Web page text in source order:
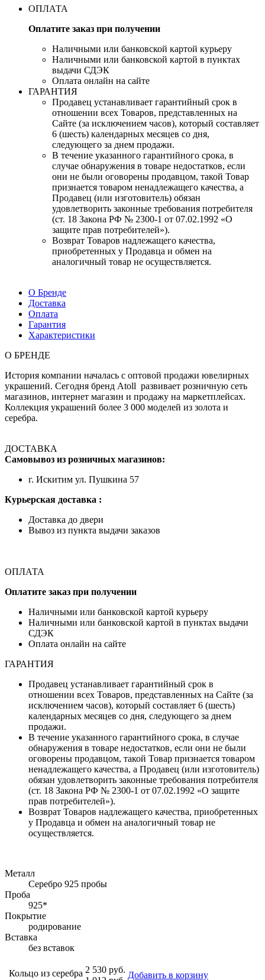
ОПЛАТА
Оплатите заказ при получении
Наличными или банковской картой курьеру
Наличными или банковской картой в пунктах
выдачи СДЭК
Оплата онлайн на сайте
ГАРАНТИЯ
Продавец устанавливает гарантийный срок в
отношении всех Товаров, представленных на
Сайте (за исключением часов), который составляет
6 (шесть) календарных месяцев со дня,
следующего за днем продажи.
В течение указанного гарантийного срока, в
случае обнаружения в товаре недостатков, если
они не были оговорены продавцом, такой Товар
признается товаром ненадлежащего качества, а
Продавец (или изготовитель) обязан
удовлетворить законные требования потребителя
(ст. 18 Закона РФ № 2300-1 от 07.02.1992 «О
защите прав потребителей»).
Возврат Товаров надлежащего качества,
приобретенных у Продавца и обмен на
аналогичный товар не осуществляется.
О Бренде
Доставка
Оплата
Гарантия
Характеристики
О БРЕНДЕ
История компании началась с оптовой продажи ювелирных
украшений. Сегодня бренд Atoll развивает розничную сеть
магазинов, интернет магазин и продажу на маркетплейсах.
Коллекция украшений более 3 000 моделей из золота и
серебра.
ДОСТАВКА
Самовывоз из розничных магазинов:
г. Искитим ул. Пушкина 57
Курьерская доставка :
Доставка до двери
Вывоз из пункта выдачи заказов
ОПЛАТА
Оплатите заказ при получении
Наличными или банковской картой курьеру
Наличными или банковской картой в пунктах выдачи
СДЭК
Оплата онлайн на сайте
ГАРАНТИЯ
Продавец устанавливает гарантийный срок в
отношении всех Товаров, представленных на Сайте (за
исключением часов), который составляет 6 (шесть)
календарных месяцев со дня, следующего за днем
продажи.
В течение указанного гарантийного срока, в случае
обнаружения в товаре недостатков, если они не были
оговорены продавцом, такой Товар признается товаром
ненадлежащего качества, а Продавец (или изготовитель)
обязан удовлетворить законные требования потребителя
(ст. 18 Закона РФ № 2300-1 от 07.02.1992 «О защите
прав потребителей»).
Возврат Товаров надлежащего качества, приобретенных
у Продавца и обмен на аналогичный товар не
осуществляется.
Металл
Серебро 925 пробы
Проба
925*
Покрытие
родирование
Вставка
без вставок
Кольцо из серебра 2 530 руб.
Добавить в корзину